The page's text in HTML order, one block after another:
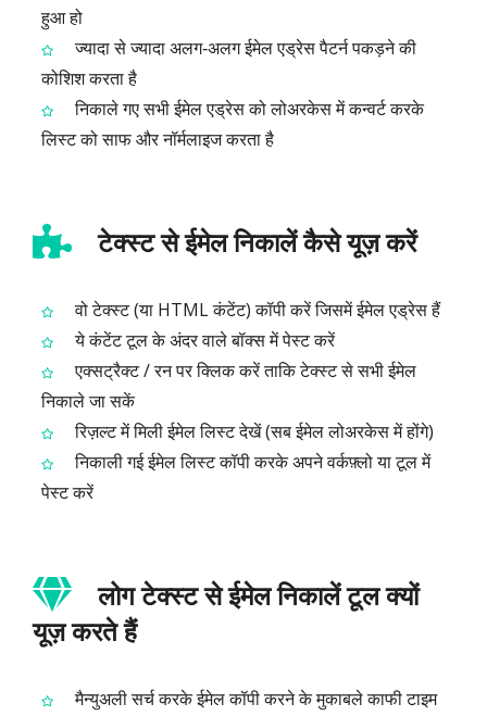
हुआ हो
ज्यादा से ज्यादा अलग‑अलग ईमेल एड्रेस पैटर्न पकड़ने की
कोशिश करता है
निकाले गए सभी ईमेल एड्रेस को लोअरकेस में कन्वर्ट करके
लिस्ट को साफ और नॉर्मलाइज करता है
टेक्स्ट से ईमेल निकालें कैसे यूज़ करें
वो टेक्स्ट (या HTML कंटेंट) कॉपी करें जिसमें ईमेल एड्रेस हैं
ये कंटेंट टूल के अंदर वाले बॉक्स में पेस्ट करें
एक्सट्रैक्ट / रन पर क्लिक करें ताकि टेक्स्ट से सभी ईमेल
निकाले जा सकें
रिज़ल्ट में मिली ईमेल लिस्ट देखें (सब ईमेल लोअरकेस में होंगे)
निकाली गई ईमेल लिस्ट कॉपी करके अपने वर्कफ़्लो या टूल में
पेस्ट करें
लोग टेक्स्ट से ईमेल निकालें टूल क्यों
यूज़ करते हैं
मैन्युअली सर्च करके ईमेल कॉपी करने के मुकाबले काफी टाइम